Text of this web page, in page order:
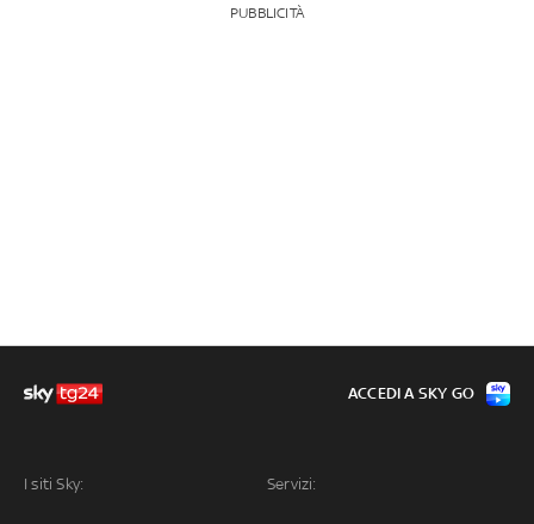
PUBBLICITÀ
I siti Sky: Servizi:
ACCEDI A SKY GO